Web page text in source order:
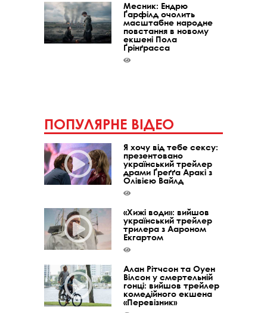
Месник: Ендрю
Ґарфілд очолить
масштабне народне
повстання в новому
екшені Пола
Ґрінґрасса
ПОПУЛЯРНЕ ВІДЕО
Я хочу від тебе сексу:
презентовано
український трейлер
драми Ґреґґа Аракі з
Олівією Вайлд
«Хижі води»: вийшов
український трейлер
трилера з Аароном
Екгартом
Алан Рітчсон та Оуен
Вілсон у смертельній
гонці: вийшов трейлер
комедійного екшена
«Перевізник»